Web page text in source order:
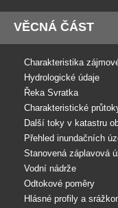
VĚCNÁ ČÁST
Charakteristika
Hydrologické údaje
Řeka Svratka
Charakteristické
Další toky v katastru
Přehled inundačních
Stanovená záplavová
Vodní nádrže
Odtokové poměry
Hlásné profily a